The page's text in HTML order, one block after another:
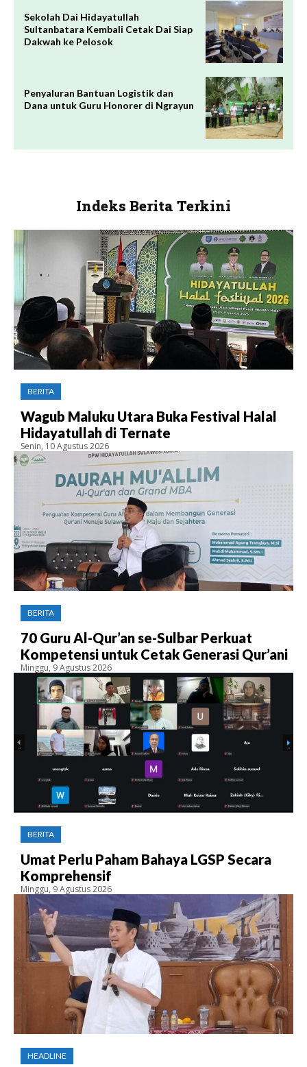
Sekolah Dai Hidayatullah
Sultanbatara Kembali Cetak Dai Siap
Dakwah ke Pelosok
Penyaluran Bantuan Logistik dan
Dana untuk Guru Honorer di Ngrayun
Indeks Berita Terkini
BERITA
Wagub Maluku Utara Buka Festival Halal
Hidayatullah di Ternate
Senin, 10 Agustus 2026
BERITA
70 Guru Al-Qur’an se-Sulbar Perkuat
Kompetensi untuk Cetak Generasi Qur’ani
Minggu, 9 Agustus 2026
BERITA
Umat Perlu Paham Bahaya LGSP Secara
Komprehensif
Minggu, 9 Agustus 2026
HEADLINE